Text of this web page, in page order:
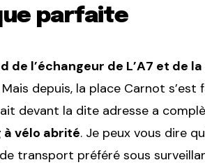
parfaite
de l’échangeur de L’A7 et de
Mais depuis, la place Carnot s’est
devant la dite adresse a
vélo abrité. Je peux vous dire
transport préféré sous